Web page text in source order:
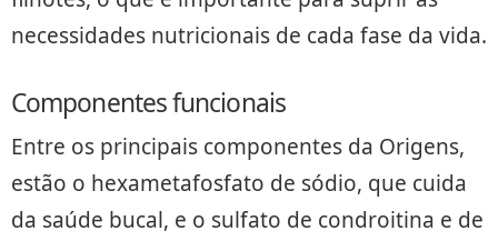
necessidades nutricionais de cada fase da vida.
Componentes funcionais
Entre os principais componentes da Origens,
estão o hexametafosfato de sódio, que cuida
da saúde bucal, e o sulfato de condroitina e de